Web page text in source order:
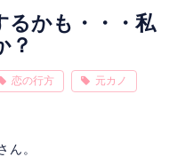
るかも・・・私
？
恋の行方 元カノ
ん。